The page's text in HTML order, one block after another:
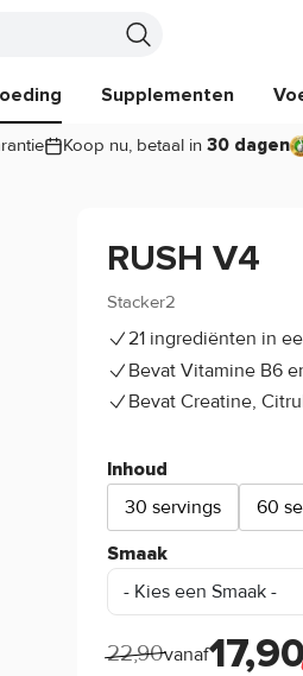
Supplementen
Koop nu, betaal in 30 dagen
RUSH V4
Stacker2
21 ingrediënten in
Bevat Vitamine B6
Bevat Creatine,
Inhoud
30 servings 60
Smaak
22,90vanaf